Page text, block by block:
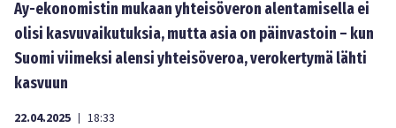
Ay-ekonomistin mukaan yhteisöveron alentamisella ei
olisi kasvuvaikutuksia, mutta asia on päinvastoin – kun
Suomi viimeksi alensi yhteisöveroa, verokertymä lähti
kasvuun
22.04.2025 | 18:33